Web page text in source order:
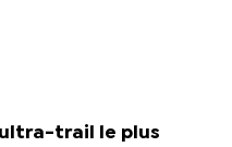
trail le plus